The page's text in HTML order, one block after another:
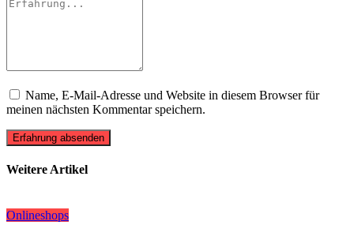
Name, E-Mail-Adresse und Website in diesem Browser für
meinen nächsten Kommentar speichern.
Erfahrung absenden
Weitere Artikel
Onlineshops